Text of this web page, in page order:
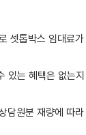
셋톱박스 임대료가
있는 혜택은 없는
담원분 재량에 따